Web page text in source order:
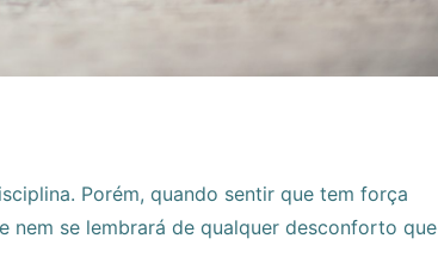
Porém, quando sentir que tem força
nem se lembrará de qualquer desconforto que